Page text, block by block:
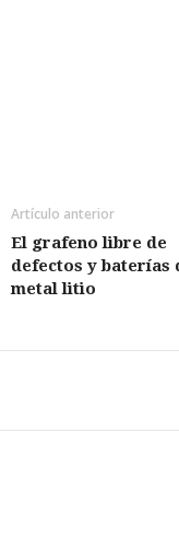
Artículo anterior
El grafeno libre de
defectos y baterías
metal litio